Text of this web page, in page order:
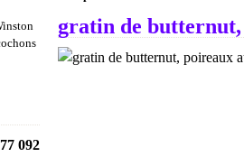
092
gratin de butternut,